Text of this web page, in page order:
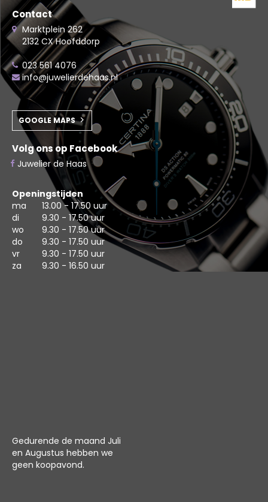
Contact
Marktplein 262
2132 CX Hoofddorp
023 561 4076
info@juwelierdehaas.nl
GOOGLE MAPS
Volg ons op Facebook
Juwelier de Haas
Openingstijden
ma
13.00 - 17.50 uur
di
9.30 - 17.50 uur
wo
9.30 - 17.50 uur
do
9.30 - 17.50 uur
vr
9.30 - 17.50 uur
za
9.30 - 16.50 uur
Gedurende de maand Juli
en Augustus hebben we
geen koopavond.